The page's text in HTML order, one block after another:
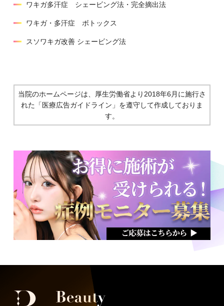
ワキガ多汗症 シェービング法・完全摘出法
ワキガ・多汗症 ボトックス
スソワキガ改善 シェービング法
当院のホームページは、厚生労働省より2018年6月に施行さ
れた 「医療広告ガイドライン」を遵守して作成しておりま
す。